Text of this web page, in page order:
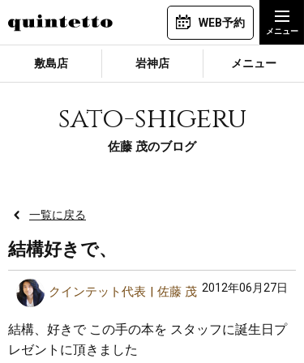
WEB予約
敷島店 岩神店 メニュー
sato-shigeru
佐藤 茂のブログ
一覧に戻る
結構好きで、
クインテット代表 佐藤 茂 2012年06月27日
結構、好きで この手の本を スタッフに誕生日プ
レゼントに頂きました